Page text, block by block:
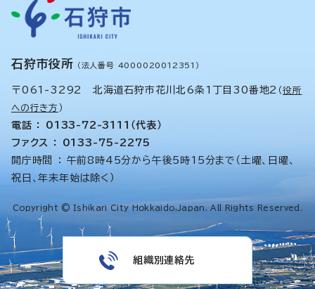
石狩市役所 （法人番号 4000020012351）
〒061-3292 北海道石狩市花川北6条1丁目30番地2 （役所
への行き方 ）
電話 ： 0133-72-3111（代表）
ファクス ： 0133-75-2275
開庁時間 ： 午前8時45分から午後5時15分まで（土曜、日曜、
祝日、年末年始は除く）
Copyright © Ishikari City Hokkaido,Japan. All Rights Reserved.
組織別連絡先